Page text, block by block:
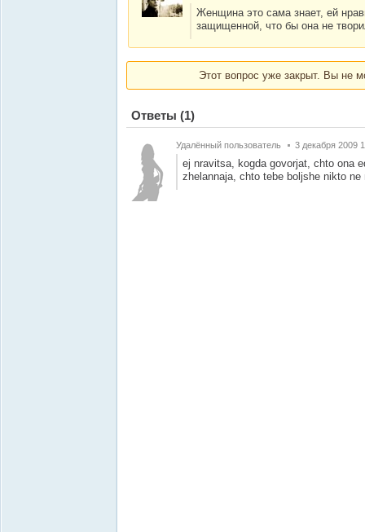
Женщина это сама знает, ей
защищенной, что бы она не
Этот вопрос уже закрыт. Вы не
Ответы (1)
Удалённый пользователь 3 декабря 2009
ej nravitsa, kogda govorjat, chto ona
zhelannaja, chto tebe boljshe nikto ne